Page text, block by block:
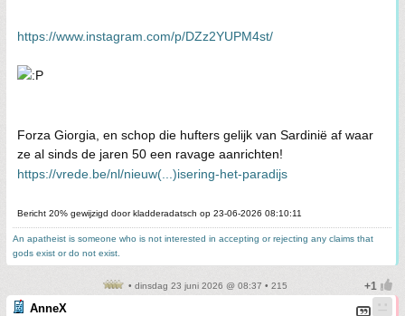
https://www.instagram.com/p/DZz2YUPM4st/
Forza Giorgia, en schop die hufters gelijk van Sardinië af waar
ze al sinds de jaren 50 een ravage aanrichten!
https://vrede.be/nl/nieuw(...)isering-het-paradijs
Bericht 20% gewijzigd door kladderadatsch op 23-06-2026 08:10:11
An apatheist is someone who is not interested in accepting or rejecting any claims that
gods exist or do not exist.
• dinsdag 23 juni 2026 @ 08:37 • 215
AnneX